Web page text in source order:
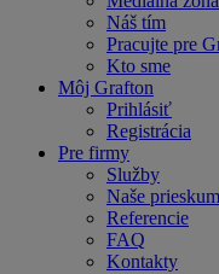
Náš tím
Pracujte pre
Kto sme
Môj Grafton
Prihlásiť
Registrácia
Pre firmy
Služby
Naše
Referencie
FAQ
Kontakty